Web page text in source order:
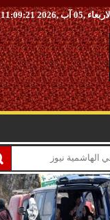
,05 آب ,2026 11:09:22 PM